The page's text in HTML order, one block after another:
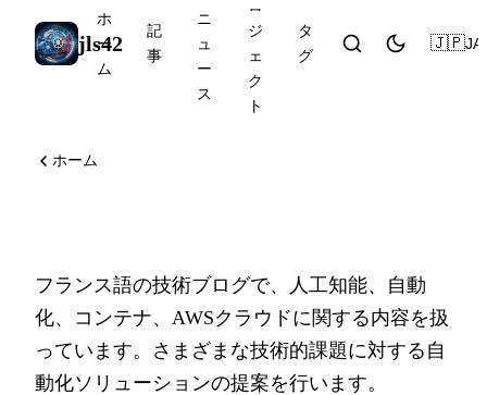
jls42
ホ
ー
ム
記
事
ニ
ュ
ー
ス
ロ
ジ
ェ
ク
ト
タ
グ
🇯🇵JA
ホーム
フランス語の技術ブログで、人工知能、自動
化、コンテナ、AWSクラウドに関する内容を扱
っています。さまざまな技術的課題に対する自
動化ソリューションの提案を行います。